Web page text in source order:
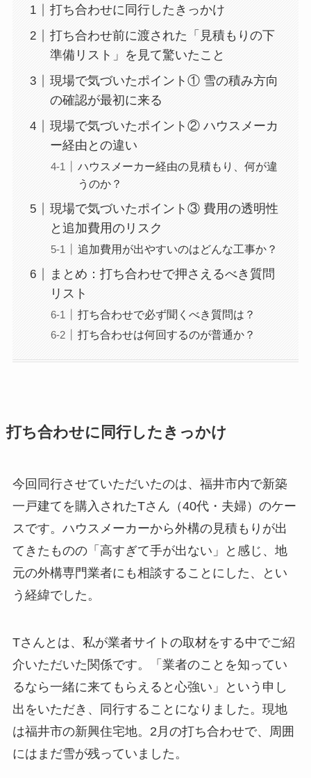
打ち合わせに同行したきっかけ
打ち合わせ前に渡された「見積もりの下
準備リスト」を見て驚いたこと
現場で気づいたポイント① 雪の積み方向
の確認が最初に来る
現場で気づいたポイント② ハウスメーカ
ー経由との違い
ハウスメーカー経由の見積もり、何が違
うのか？
現場で気づいたポイント③ 費用の透明性
と追加費用のリスク
追加費用が出やすいのはどんな工事か？
まとめ：打ち合わせで押さえるべき質問
リスト
打ち合わせで必ず聞くべき質問は？
打ち合わせは何回するのが普通か？
打ち合わせに同行したきっかけ
今回同行させていただいたのは、福井市内で新築
一戸建てを購入されたTさん（40代・夫婦）のケー
スです。ハウスメーカーから外構の見積もりが出
てきたものの「高すぎて手が出ない」と感じ、地
元の外構専門業者にも相談することにした、とい
う経緯でした。
Tさんとは、私が業者サイトの取材をする中でご紹
介いただいた関係です。「業者のことを知ってい
るなら一緒に来てもらえると心強い」という申し
出をいただき、同行することになりました。現地
は福井市の新興住宅地。2月の打ち合わせで、周囲
にはまだ雪が残っていました。